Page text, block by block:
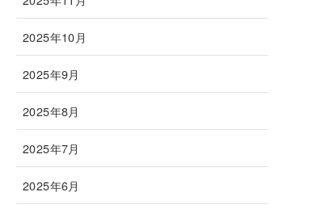
2025年10月
2025年9月
2025年8月
2025年7月
2025年6月